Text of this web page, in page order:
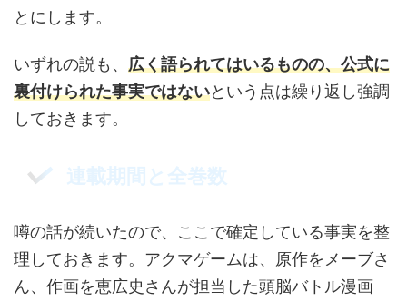
とにします。
いずれの説も、 広く語られてはいるものの、公式に
裏付けられた事実ではないという点は繰り返し強調
しておきます。
連載期間と全巻数
噂の話が続いたので、ここで確定している事実を整
理しておきます。アクマゲームは、原作をメーブさ
ん、作画を恵広史さんが担当した頭脳バトル漫画